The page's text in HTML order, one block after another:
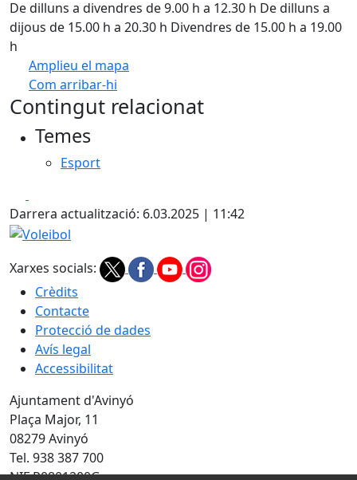
De dilluns a divendres de 9.00 h a 12.30 h De dilluns a
dijous de 15.00 h a 20.30 h Divendres de 15.00 h a 19.00
h
Amplieu el mapa
Com arribar-hi
+
Contingut relacionat
Temes
Esport
Darrera actualització: 6.03.2025 | 11:42
Voleibol
Xarxes socials:
Crèdits
Contacte
Protecció de dades
Avís legal
Accessibilitat
Ajuntament d'Avinyó
Plaça Major, 11
08279 Avinyó
Tel. 938 387 700